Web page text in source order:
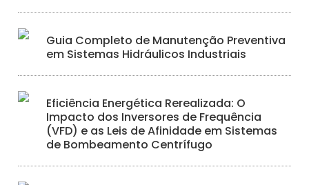
Guia Completo de Manutenção Preventiva
em Sistemas Hidráulicos Industriais
Eficiência Energética Rerealizada: O
Impacto dos Inversores de Frequência
(VFD) e as Leis de Afinidade em Sistemas
de Bombeamento Centrífugo